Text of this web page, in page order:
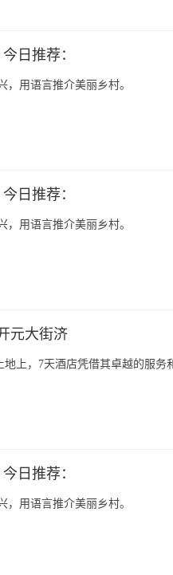
日推荐：
，用语言推介美丽乡村。
日推荐：
，用语言推介美丽乡村。
元大街济
上，7天酒店凭借其卓越的服
日推荐：
，用语言推介美丽乡村。